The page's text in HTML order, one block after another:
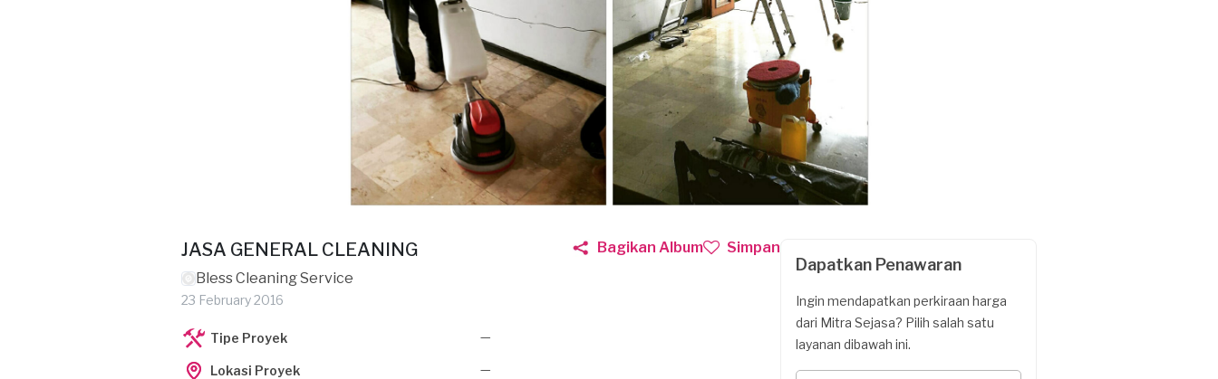
JASA GENERAL CLEANING
Bless Cleaning Service
23 February 2016
Bagikan Album Simpan
Tipe Proyek —
Lokasi Proyek —
Dapatkan Penawaran
Ingin mendapatkan perkiraan harga
dari Mitra Sejasa? Pilih salah satu
layanan dibawah ini.